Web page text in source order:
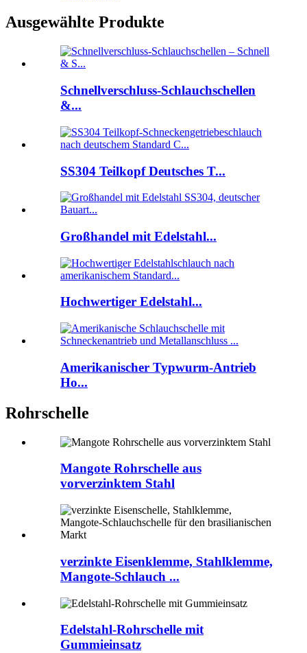
Ausgewählte Produkte
Schnellverschluss-Schlauchschellen
&...
SS304 Teilkopf Deutsches T...
Großhandel mit Edelstahl...
Hochwertiger Edelstahl...
Amerikanischer Typwurm-Antrieb
Ho...
Rohrschelle
Mangote Rohrschelle aus
vorverzinktem Stahl
verzinkte Eisenklemme, Stahlklemme,
Mangote-Schlauch ...
Edelstahl-Rohrschelle mit
Gummieinsatz